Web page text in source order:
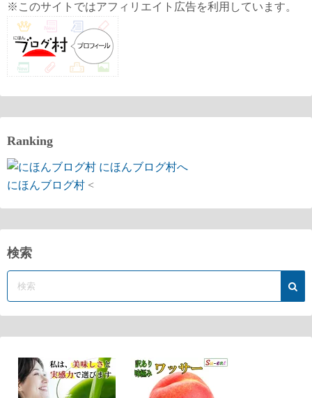
※このサイトではアフィリエイト広告を利用しています。
Ranking
にほんブログ村 <
検索